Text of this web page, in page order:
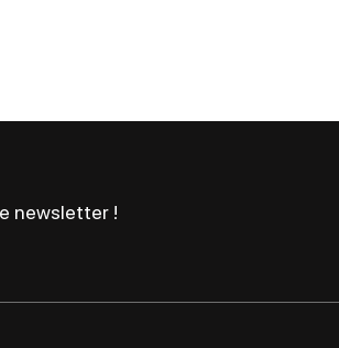
newsletter !